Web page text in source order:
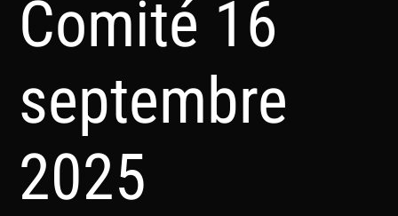
Comité 16
septembre
2025